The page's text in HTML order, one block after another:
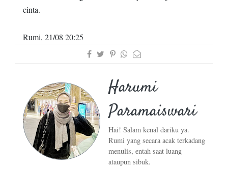
cinta.
Rumi, 21/08 20:25
Harumi
Paramaiswari
Hai! Salam kenal dariku ya.
Rumi yang secara acak terkadang
menulis, entah saat luang
ataupun sibuk.